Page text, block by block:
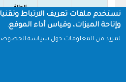
الحالة
نستخدم ملفات تعريف الارتباط
وإتاحة الميزات، وقياس أداء الموقع.
لمزيد من المعلومات حول سياسة